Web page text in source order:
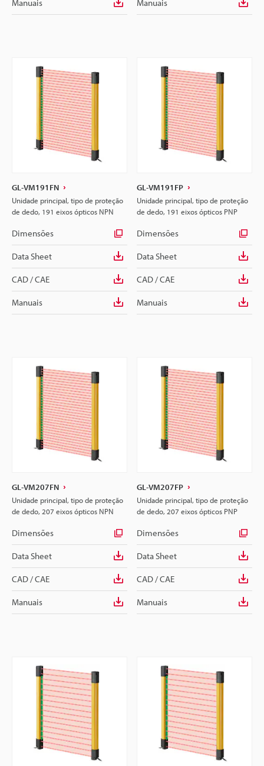
Manuais Manuais
GL-VM191FN
Unidade principal, tipo de proteção
de dedo, 191 eixos ópticos NPN
Dimensões
Data Sheet
CAD / CAE
Manuais
GL-VM191FP
Unidade principal, tipo de proteção
de dedo, 191 eixos ópticos PNP
Dimensões
Data Sheet
CAD / CAE
Manuais
GL-VM207FN
Unidade principal, tipo de proteção
de dedo, 207 eixos ópticos NPN
Dimensões
Data Sheet
CAD / CAE
Manuais
GL-VM207FP
Unidade principal, tipo de proteção
de dedo, 207 eixos ópticos PNP
Dimensões
Data Sheet
CAD / CAE
Manuais